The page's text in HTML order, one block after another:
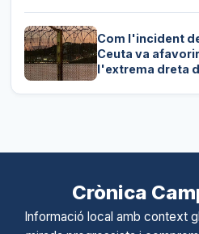
Com l'incident
Ceuta va
l'extrema dreta
Crònica
Informació local amb context